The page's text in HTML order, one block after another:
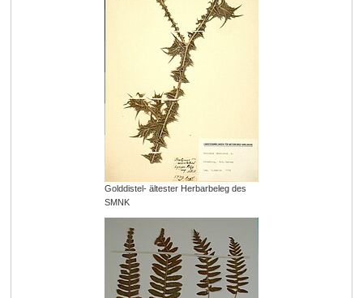
Golddistel- ältester Herbarbeleg des
SMNK